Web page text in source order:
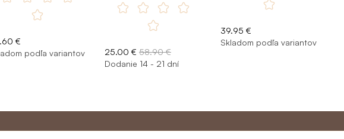
€
podľa variantov
25.00 € 58.90 €
Dodanie 14 - 21 dní
39.95 €
Skladom podľa variantov